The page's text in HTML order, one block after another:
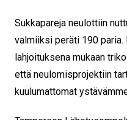
Sukkapareja neulottiin
valmiiksi peräti 190
lahjoituksena mukaan
että neulomisprojektiin
kuulumattomat